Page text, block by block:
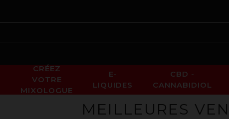
CRÉEZ
VOTRE
MIXOLOGUE
E-
LIQUIDES
CBD -
CANNABIDIOL
MEILLEURES